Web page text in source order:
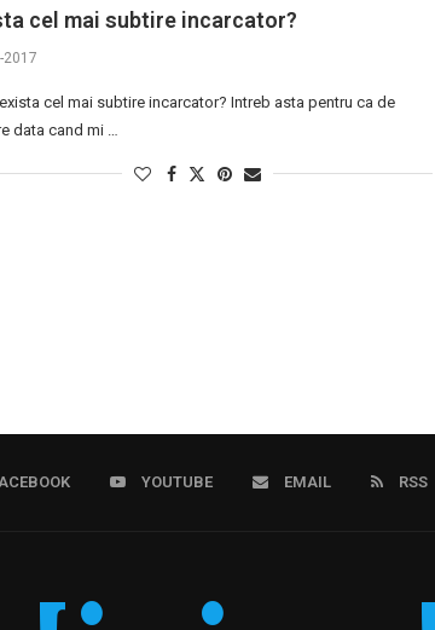
cel mai subtire incarcator?
2017
cel mai subtire incarcator? Intreb asta pentru ca de
data cand mi …
YOUTUBE EMAIL RSS